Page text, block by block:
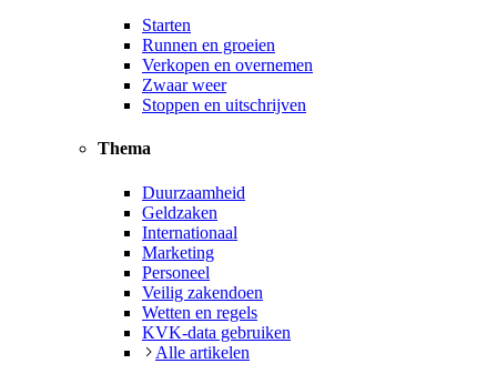
Starten
Runnen en groeien
Verkopen en overnemen
Zwaar weer
Stoppen en uitschrijven
Thema
Duurzaamheid
Geldzaken
Internationaal
Marketing
Personeel
Veilig zakendoen
Wetten en regels
KVK-data gebruiken
Alle artikelen